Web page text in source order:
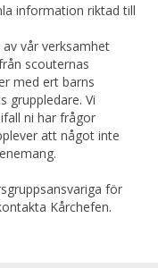
information riktad till
vår verksamhet
scouternas
med ert barns
gruppledare. Vi
ni har frågor
att något inte
för
Kårchefen.